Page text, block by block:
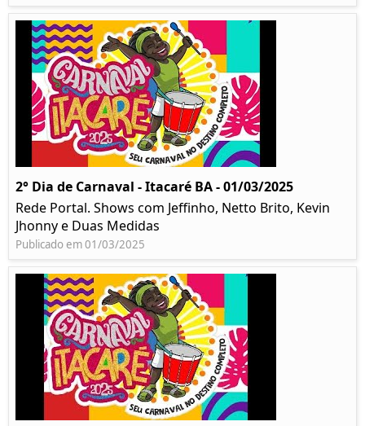
2° Dia de Carnaval - Itacaré BA - 01/03/2025
Rede Portal. Shows com Jeffinho, Netto Brito, Kevin
Jhonny e Duas Medidas
Publicado em 01/03/2025